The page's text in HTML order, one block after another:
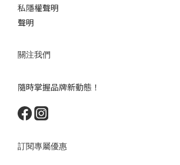
私隱權聲明
聲明
關注我們
隨時掌握品牌新動態！
訂閱專屬優惠